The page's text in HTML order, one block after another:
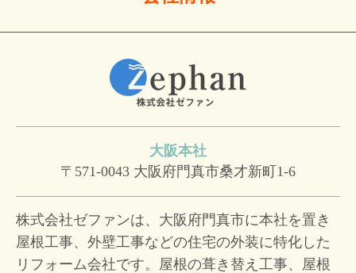
大阪本社
〒571-0043 大阪府門真市桑才新町1-6
株式会社ゼファンは、大阪府門真市に本社を置き
屋根工事、外壁工事などの住宅の外装に特化した
リフォーム会社です。屋根の葺き替え工事、屋根